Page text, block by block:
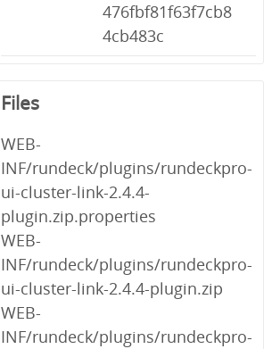
476fbf81f63f7cb8
4cb483c
Files
WEB-
INF/rundeck/plugins/rundeckpro-
ui-cluster-link-2.4.4-
plugin.zip.properties
WEB-
INF/rundeck/plugins/rundeckpro-
ui-cluster-link-2.4.4-plugin.zip
WEB-
INF/rundeck/plugins/rundeckpro-